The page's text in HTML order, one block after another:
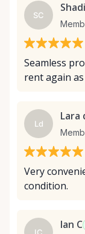
SC
Seamless
rent again
Ld
Lara
Very
condition.
Ian C